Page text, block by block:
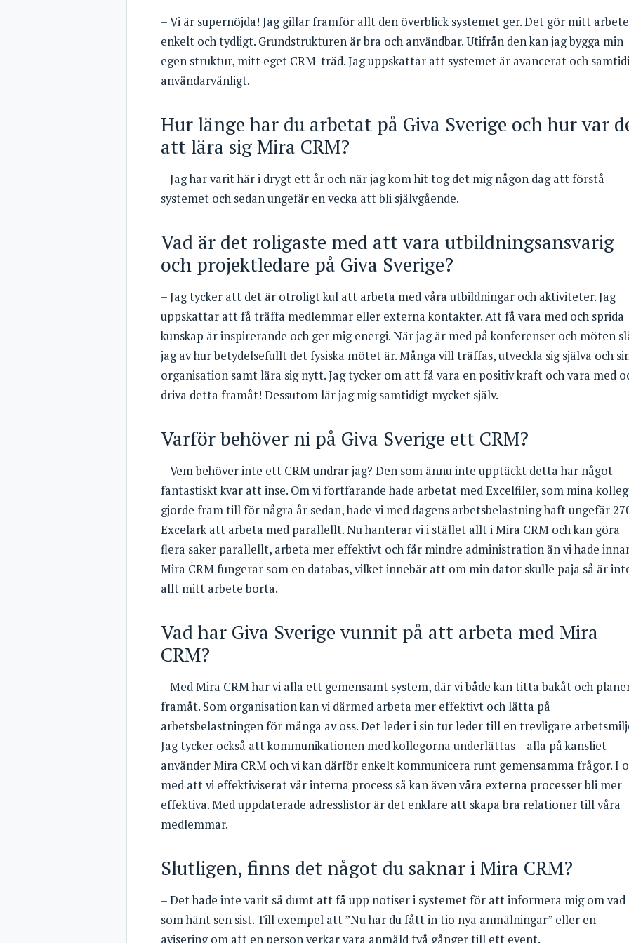
– Vi är supernöjda! Jag gillar framför allt den överblick systemet ger. Det gör mitt arbete
enkelt och tydligt. Grundstrukturen är bra och användbar. Utifrån den kan jag bygga min
egen struktur, mitt eget CRM-träd. Jag uppskattar att systemet är avancerat och
användarvänligt.
Hur länge har du arbetat på Giva Sverige och hur var
att lära sig Mira CRM?
– Jag har varit här i drygt ett år och när jag kom hit tog det mig någon dag att förstå
systemet och sedan ungefär en vecka att bli självgående.
Vad är det roligaste med att vara utbildningsansvarig
och projektledare på Giva Sverige?
– Jag tycker att det är otroligt kul att arbeta med våra utbildningar och aktiviteter. Jag
uppskattar att få träffa medlemmar eller externa kontakter. Att få vara med och sprida
kunskap är inspirerande och ger mig energi. När jag är med på konferenser och möten
jag av hur betydelsefullt det fysiska mötet är. Många vill träffas, utveckla sig själva och
organisation samt lära sig nytt. Jag tycker om att få vara en positiv kraft och vara med
driva detta framåt! Dessutom lär jag mig samtidigt mycket själv.
Varför behöver ni på Giva Sverige ett CRM?
– Vem behöver inte ett CRM undrar jag? Den som ännu inte upptäckt detta har något
fantastiskt kvar att inse. Om vi fortfarande hade arbetat med Excelfiler, som mina
gjorde fram till för några år sedan, hade vi med dagens arbetsbelastning haft ungefär
Excelark att arbeta med parallellt. Nu hanterar vi i stället allt i Mira CRM och kan göra
flera saker parallellt, arbeta mer effektivt och får mindre administration än vi hade
Mira CRM fungerar som en databas, vilket innebär att om min dator skulle paja så är
allt mitt arbete borta.
Vad har Giva Sverige vunnit på att arbeta med Mira
CRM?
– Med Mira CRM har vi alla ett gemensamt system, där vi både kan titta bakåt och
framåt. Som organisation kan vi därmed arbeta mer effektivt och lätta på
arbetsbelastningen för många av oss. Det leder i sin tur leder till en trevligare
Jag tycker också att kommunikationen med kollegorna underlättas – alla på kansliet
använder Mira CRM och vi kan därför enkelt kommunicera runt gemensamma frågor. I
med att vi effektiviserat vår interna process så kan även våra externa processer bli mer
effektiva. Med uppdaterade adresslistor är det enklare att skapa bra relationer till våra
medlemmar.
Slutligen, finns det något du saknar i Mira CRM?
– Det hade inte varit så dumt att få upp notiser i systemet för att informera mig om vad
som hänt sen sist. Till exempel att ”Nu har du fått in tio nya anmälningar” eller en
avisering om att en person verkar vara anmäld två gånger till ett event.